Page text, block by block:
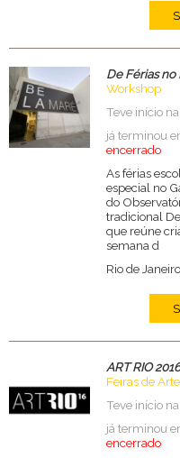
De Férias no
Workshop
Teve início
já terminou
encerrado
As férias
especial no
do
tradicional
que reúne
semana d
Rio de Janeiro
ART RIO
Feiras de Arte
Teve início
já terminou
encerrado